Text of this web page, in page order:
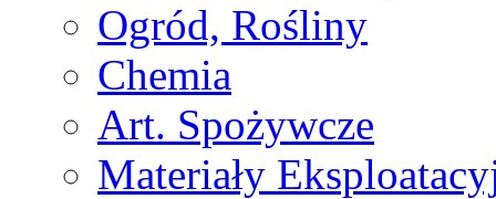
Ogród, Rośliny
Chemia
Art. Spożywcze
Materiały